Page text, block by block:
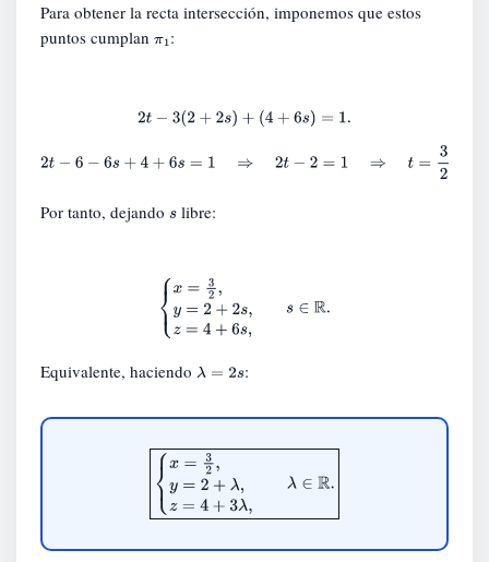
Para obtener la recta intersección, imponemos que estos
puntos cumplan π :
2t−3(2 +2s )+( 4+ 6s )=1.
2 t−6−6s +4 + 1⇒ −2 =1 ⇒ t= 32
Por tanto, dejando s libre:
x=3 2,y =2
Equivalente, haciendo λ =2 s :
x=3 2,y =2